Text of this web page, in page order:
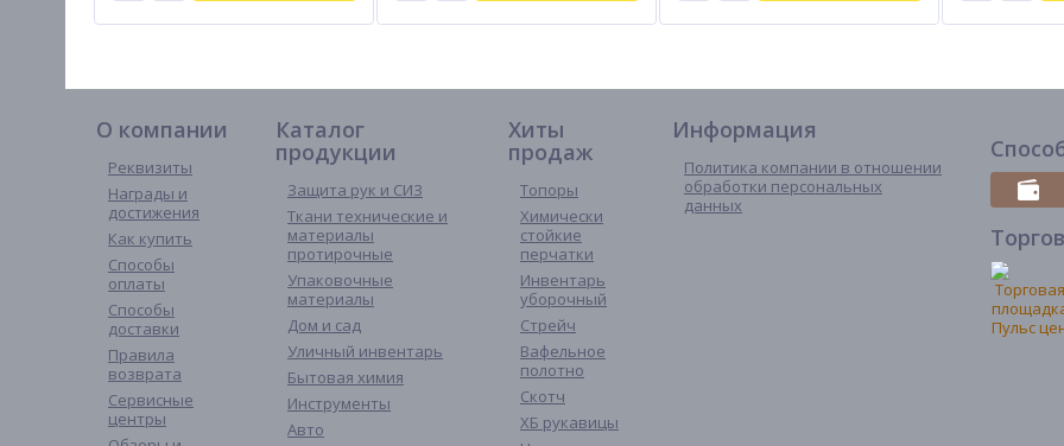
О компании
Реквизиты
Награды и
достижения
Как купить
Способы
оплаты
Способы
доставки
Правила
возврата
Сервисные
центры
Каталог
продукции
Защита рук и СИЗ
Ткани технические и
материалы
протирочные
Упаковочные
материалы
Дом и сад
Уличный инвентарь
Бытовая химия
Инструменты
Авто
Хиты
продаж
Топоры
Химически
стойкие
перчатки
Инвентарь
уборочный
Стрейч
Вафельное
полотно
Скотч
ХБ рукавицы
Информация
Политика компании в отношении
обработки персональных
данных